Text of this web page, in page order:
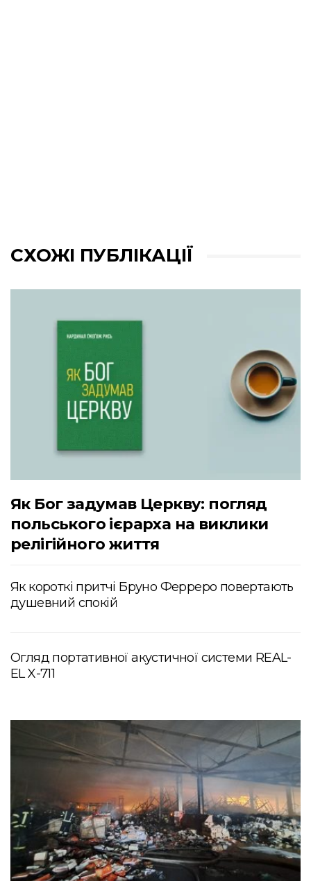
СХОЖІ ПУБЛІКАЦІЇ
Як Бог задумав Церкву: погляд
польського ієрарха на виклики
релігійного життя
Як короткі притчі Бруно Ферреро повертають
душевний спокій
Огляд портативної акустичної системи REAL-
EL X-711